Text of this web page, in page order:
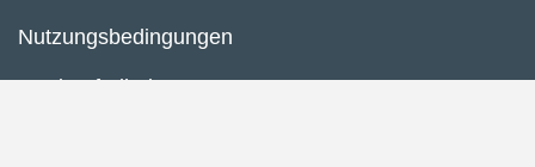
Nutzungsbedingungen
Barrierefreiheit